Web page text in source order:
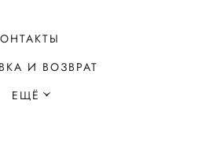
И ВОЗВРАТ
ЕЩЁ